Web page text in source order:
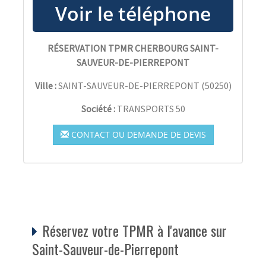
RÉSERVATION TPMR CHERBOURG SAINT-
SAUVEUR-DE-PIERREPONT
Ville :SAINT-SAUVEUR-DE-PIERREPONT (50250)
Société : TRANSPORTS 50
CONTACT OU DEMANDE DE DEVIS
Réservez votre TPMR à l'avance sur
Saint-Sauveur-de-Pierrepont